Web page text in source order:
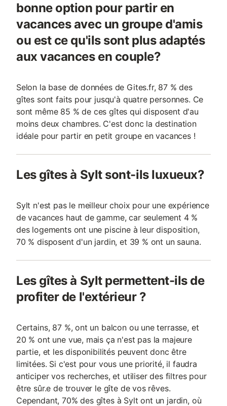
bonne option pour partir en
vacances avec un groupe d'amis
ou est ce qu'ils sont plus adaptés
aux vacances en couple?
Selon la base de données de Gites.fr, 87 % des
gîtes sont faits pour jusqu'à quatre personnes. Ce
sont même 85 % de ces gîtes qui disposent d'au
moins deux chambres. C'est donc la destination
idéale pour partir en petit groupe en vacances !
Les gîtes à Sylt sont-ils luxueux?
Sylt n'est pas le meilleur choix pour une expérience
de vacances haut de gamme, car seulement 4 %
des logements ont une piscine à leur disposition,
70 % disposent d'un jardin, et 39 % ont un sauna.
Les gîtes à Sylt permettent-ils de
profiter de l'extérieur ?
Certains, 87 %, ont un balcon ou une terrasse, et
20 % ont une vue, mais ça n'est pas la majeure
partie, et les disponibilités peuvent donc être
limitées. Si c'est pour vous une priorité, il faudra
anticiper vos recherches, et utiliser des filtres pour
être sûr.e de trouver le gîte de vos rêves.
Cependant, 70% des gîtes à Sylt ont un jardin, où